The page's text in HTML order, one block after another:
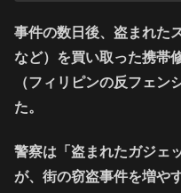
事件の数日後、 盗まれた
など）を買い取った携帯
（フィリピンの反フェン
た。
警察は「盗まれたガジェ
が、街の窃盗事件を増や